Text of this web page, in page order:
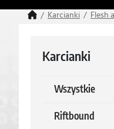
Karcianki Flesh
Karcianki
Wszystkie
Riftbound